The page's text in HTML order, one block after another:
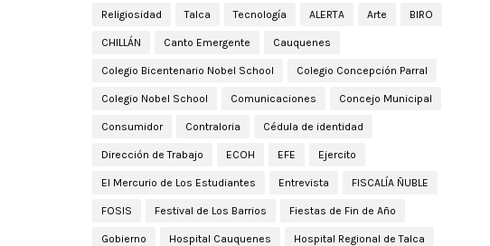
Religiosidad Talca Tecnología ALERTA Arte BIRO
CHILLÁN Canto Emergente Cauquenes
Colegio Bicentenario Nobel School Colegio Concepción Parral
Colegio Nobel School Comunicaciones Concejo Municipal
Consumidor Contraloria Cédula de identidad
Dirección de Trabajo ECOH EFE Ejercito
El Mercurio de Los Estudiantes Entrevista FISCALÍA ÑUBLE
FOSIS Festival de Los Barrios Fiestas de Fin de Año
Gobierno Hospital Cauquenes Hospital Regional de Talca